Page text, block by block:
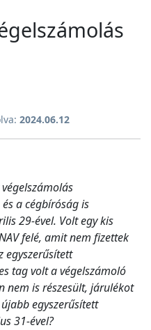
2024.06.12
a cégbíróság is
29-ével. Volt egy kis
felé, amit nem fizettek
egyszerűsített
tag volt a végelszámoló
nem is részesült, járulékot
egyszerűsített
31-ével?